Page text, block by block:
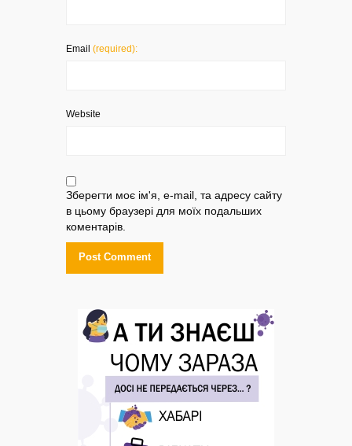
Email (required):
Website
Зберегти моє ім'я, e-mail, та адресу сайту
в цьому браузері для моїх подальших
коментарів.